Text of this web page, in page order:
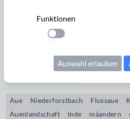
Auwälder und fließt weiter nach
Aue Niederforstbach Flussaue
Auenlandschaft
Inde mäandern
Funktionen
Einstellung anwenden
Auswahl erlauben